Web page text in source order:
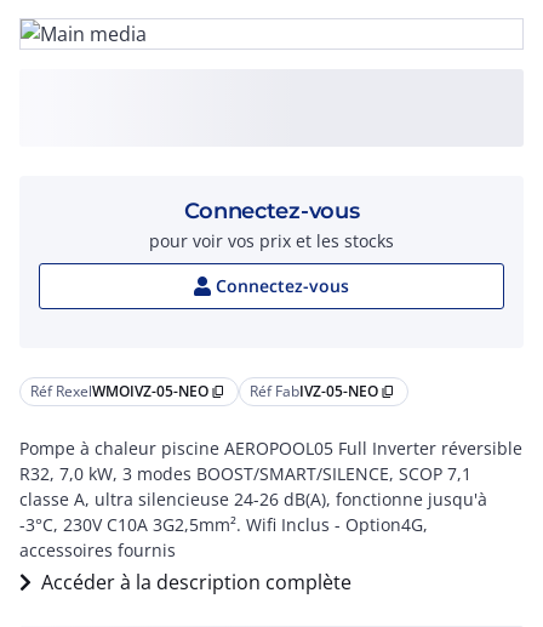
Réf RexelWMOIVZ-05-NEO content_copy Réf FabIVZ-05-NEO content_copy
Pompe à chaleur piscine AEROPOOL05 Full Inverter réversible
R32, 7,0 kW, 3 modes BOOST/SMART/SILENCE, SCOP 7,1
classe A, ultra silencieuse 24-26 dB(A), fonctionne jusqu'à
-3°C, 230V C10A 3G2,5mm². Wifi Inclus - Option4G,
accessoires fournis
Accéder à la description complète
Connectez-vous
pour voir vos prix et les stocks
Connectez-vous